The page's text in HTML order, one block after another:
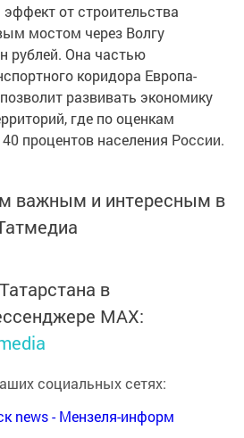
от строительства
мостом через Волгу
рублей. Она частью
коридора Европа-
развивать экономику
где по оценкам
процентов населения России.
важным и интересным в
в
MАХ:
социальных сетях:
news - Мензеля-информ